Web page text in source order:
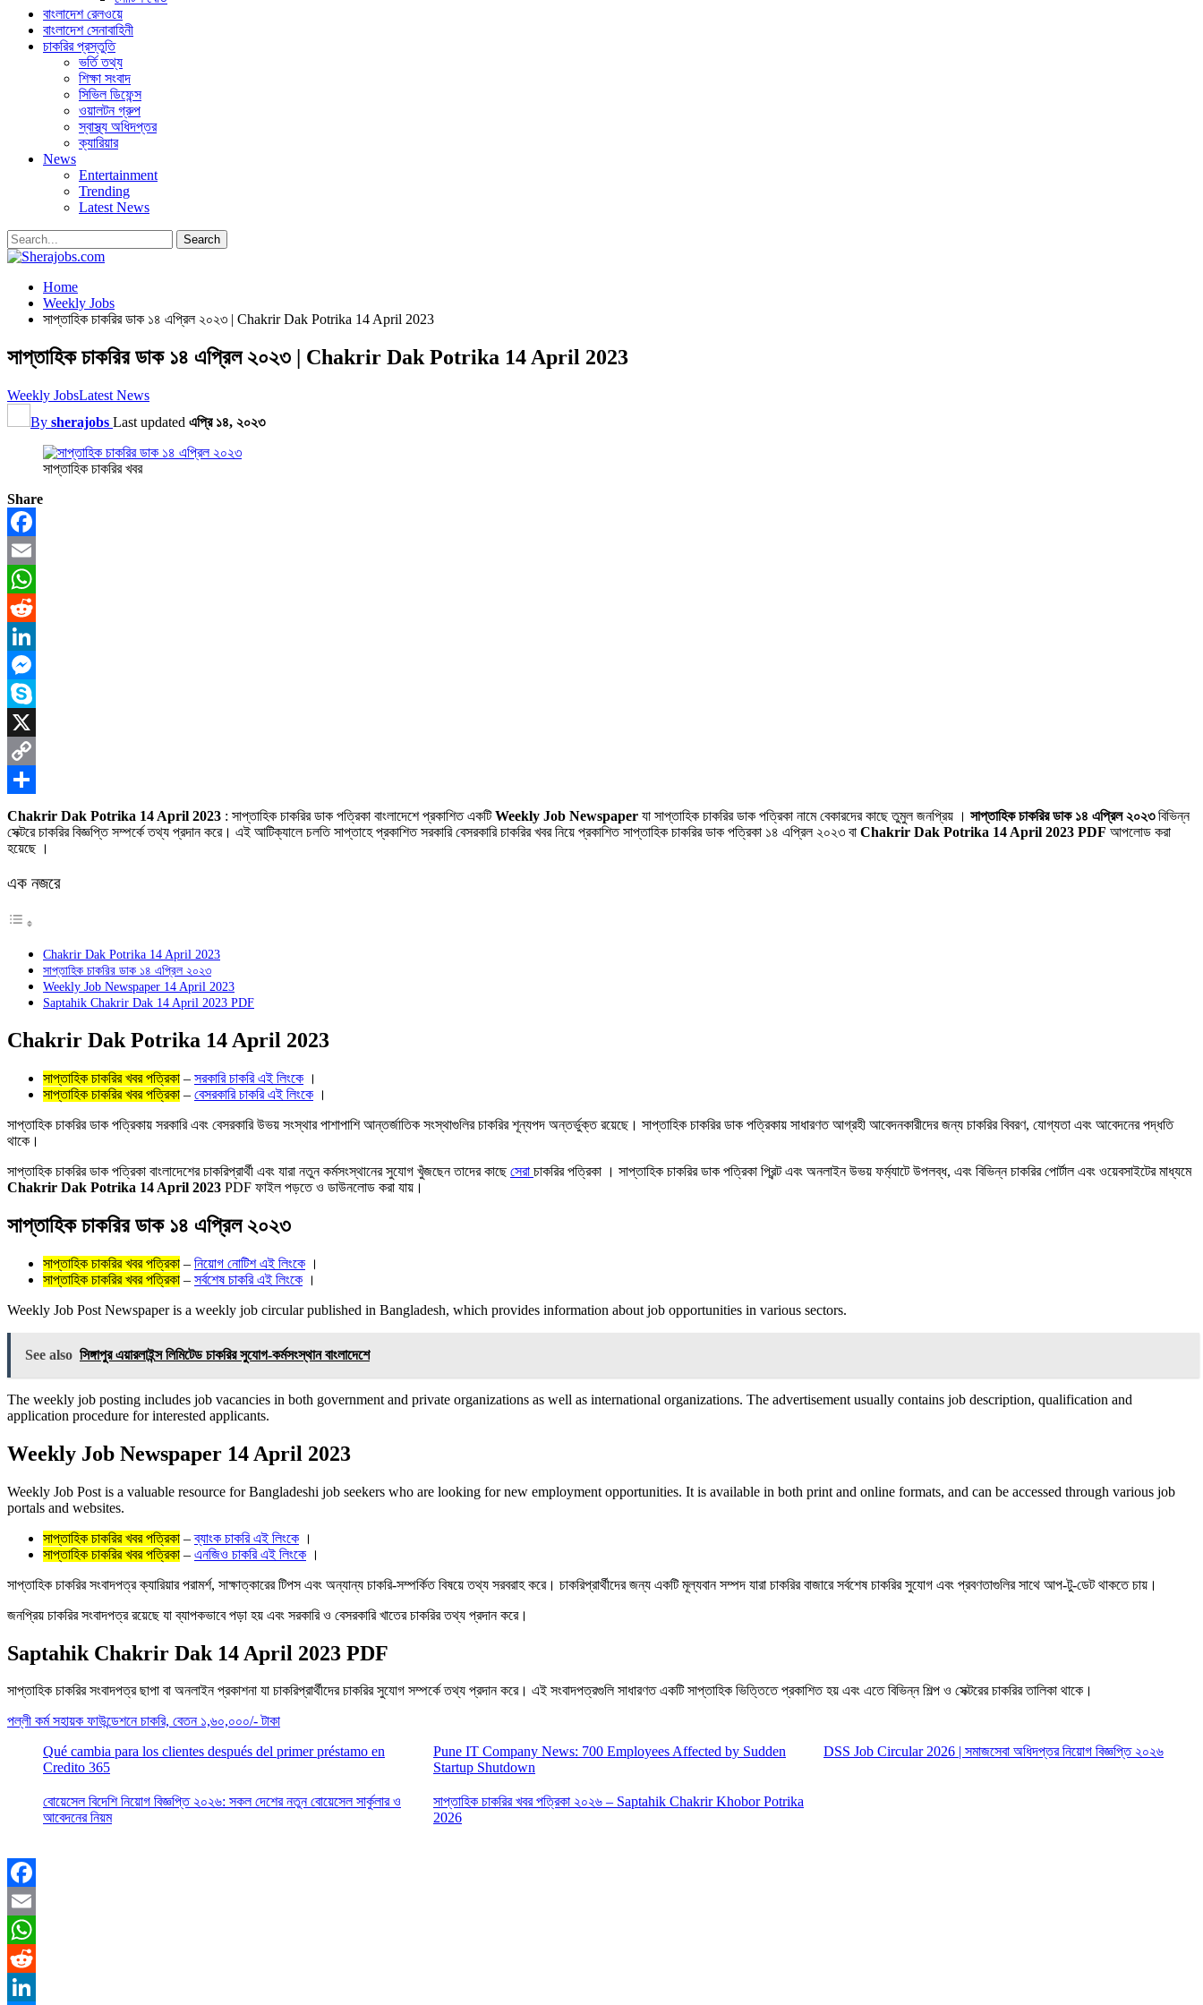
বাংলাদেশ রেলওয়ে
বাংলাদেশ সেনাবাহিনী
চাকরির প্রস্তুতি
ভর্তি তথ্য
শিক্ষা সংবাদ
সিভিল ডিফেন্স
ওয়ালটন গ্রুপ
স্বাস্থ্য অধিদপ্তর
ক্যারিয়ার
News
Entertainment
Trending
Latest News
Home
Weekly Jobs
সাপ্তাহিক চাকরির ডাক ১৪ এপ্রিল ২০২৩ | Chakrir Dak Potrika 14 April 2023
সাপ্তাহিক চাকরির ডাক ১৪ এপ্রিল ২০২৩ | Chakrir Dak Potrika 14 April 2023
Weekly JobsLatest News
By sherajobs Last updated এপ্রি ১৪, ২০২৩
সাপ্তাহিক চাকরির খবর
Share
Facebook
Email
WhatsApp
Reddit
LinkedIn
Messenger
Skype
X
Copy
Link
Share
Chakrir Dak Potrika 14 April 2023 : সাপ্তাহিক চাকরির ডাক পত্রিকা বাংলাদেশে প্রকাশিত একটিWeekly Job Newspaper যা সাপ্তাহিক চাকরির ডাক পত্রিকা নামে বেকারদের কাছে তুমুল জনপ্রিয় । সাপ্তাহিক চাকরির ডাক ১৪ এপ্রিল ২০২৩বিভিন্ন
সেক্টরে চাকরির বিজ্ঞপ্তি সম্পর্কে তথ্য প্রদান করে। এই আটিক্যালে চলতি সাপ্তাহে প্রকাশিত সরকারি বেসরকারি চাকরির খবর নিয়ে প্রকাশিত সাপ্তাহিক চাকরির ডাক পত্রিকা ১৪ এপ্রিল ২০২৩ বা Chakrir Dak Potrika 14 April 2023 PDF আপলোড করা
হয়েছে ।
এক নজরে
Chakrir Dak Potrika 14 April 2023
সাপ্তাহিক চাকরির ডাক ১৪ এপ্রিল ২০২৩
Weekly Job Newspaper 14 April 2023
Saptahik Chakrir Dak 14 April 2023 PDF
Chakrir Dak Potrika 14 April 2023
সাপ্তাহিক চাকরির খবর পত্রিকা – সরকারি চাকরি এই লিংকে ।
সাপ্তাহিক চাকরির খবর পত্রিকা – বেসরকারি চাকরি এই লিংকে ।
সাপ্তাহিক চাকরির ডাক পত্রিকায় সরকারি এবং বেসরকারি উভয় সংস্থার পাশাপাশি আন্তর্জাতিক সংস্থাগুলির চাকরির শূন্যপদ অন্তর্ভুক্ত রয়েছে। সাপ্তাহিক চাকরির ডাক পত্রিকায় সাধারণত আগ্রহী আবেদনকারীদের জন্য চাকরির বিবরণ, যোগ্যতা এবং আবেদনের পদ্ধতি
থাকে।
সাপ্তাহিক চাকরির ডাক পত্রিকা বাংলাদেশের চাকরিপ্রার্থী এবং যারা নতুন কর্মসংস্থানের সুযোগ খুঁজছেন তাদের কাছেসেরা চাকরির পত্রিকা । সাপ্তাহিক চাকরির ডাক পত্রিকা প্রিন্ট এবং অনলাইন উভয় ফর্ম্যাটে উপলব্ধ, এবং বিভিন্ন চাকরির পোর্টাল এবং ওয়েবসাইটের মাধ্যমে
Chakrir Dak Potrika 14 April 2023 PDF ফাইল পড়তে ও ডাউনলোড করা যায়।
সাপ্তাহিক চাকরির ডাক ১৪ এপ্রিল ২০২৩
সাপ্তাহিক চাকরির খবর পত্রিকা – নিয়োগ নোটিশ এই লিংকে ।
সাপ্তাহিক চাকরির খবর পত্রিকা – সর্বশেষ চাকরি এই লিংকে ।
Weekly Job Post Newspaper is a weekly job circular published in Bangladesh, which provides information about job opportunities in various sectors.
See also সিঙ্গাপুর এয়ারলাইন্স লিমিটেড চাকরির সুযোগ-কর্মসংস্থান বাংলাদেশে
The weekly job posting includes job vacancies in both government and private organizations as well as international organizations. The advertisement usually contains job description, qualification and
application procedure for interested applicants.
Weekly Job Newspaper 14 April 2023
Weekly Job Post is a valuable resource for Bangladeshi job seekers who are looking for new employment opportunities. It is available in both print and online formats, and can be accessed through various job
portals and websites.
সাপ্তাহিক চাকরির খবর পত্রিকা –ব্যাংক চাকরি এই লিংকে ।
সাপ্তাহিক চাকরির খবর পত্রিকা – এনজিও চাকরি এই লিংকে ।
সাপ্তাহিক চাকরির সংবাদপত্র ক্যারিয়ার পরামর্শ, সাক্ষাত্কারের টিপস এবং অন্যান্য চাকরি-সম্পর্কিত বিষয়ে তথ্য সরবরাহ করে। চাকরিপ্রার্থীদের জন্য একটি মূল্যবান সম্পদ যারা চাকরির বাজারে সর্বশেষ চাকরির সুযোগ এবং প্রবণতাগুলির সাথে আপ-টু-ডেট থাকতে চায়।
জনপ্রিয় চাকরির সংবাদপত্র রয়েছে যা ব্যাপকভাবে পড়া হয় এবং সরকারি ও বেসরকারি খাতের চাকরির তথ্য প্রদান করে।
Saptahik Chakrir Dak 14 April 2023 PDF
সাপ্তাহিক চাকরির সংবাদপত্র ছাপা বা অনলাইন প্রকাশনা যা চাকরিপ্রার্থীদের চাকরির সুযোগ সম্পর্কে তথ্য প্রদান করে। এই সংবাদপত্রগুলি সাধারণত একটি সাপ্তাহিক ভিত্তিতে প্রকাশিত হয় এবং এতে বিভিন্ন শিল্প ও সেক্টরের চাকরির তালিকা থাকে।
পল্লী কর্ম সহায়ক ফাউন্ডেশনে চাকরি, বেতন ১,৬০,০০০/- টাকা
Qué cambia para los clientes después del primer préstamo en
Credito 365
Pune IT Company News: 700 Employees Affected by Sudden
Startup Shutdown
DSS Job Circular 2026 | সমাজসেবা অধিদপ্তর নিয়োগ বিজ্ঞপ্তি ২০২৬
বোয়েসেল বিদেশি নিয়োগ বিজ্ঞপ্তি ২০২৬: সকল দেশের নতুন বোয়েসেল সার্কুলার ও
আবেদনের নিয়ম
সাপ্তাহিক চাকরির খবর পত্রিকা ২০২৬ – Saptahik Chakrir Khobor Potrika
2026
Facebook
Email
WhatsApp
Reddit